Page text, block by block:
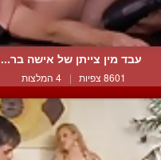
עבד מין צייתן של אישה בר...
8601 צפיות | 4 המלצות